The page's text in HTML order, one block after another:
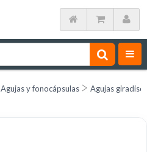
Agujas y fonocápsulas Agujas